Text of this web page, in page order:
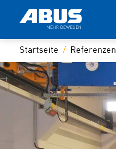
Startseite Referenzen